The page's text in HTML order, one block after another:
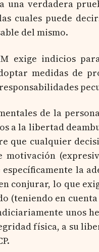
una verdadera
cuales puede
del mismo.
exige indicios
medidas de
de la
a la libertad
que cualquier
la
conjurar, lo que
(teniendo en
unos
física, a su